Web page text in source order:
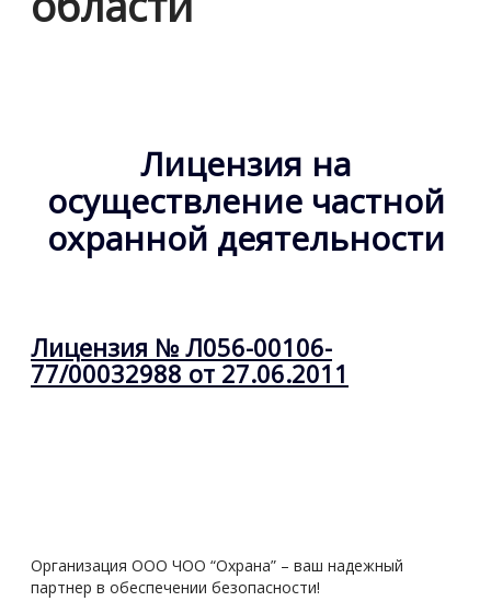
Лицензия на
осуществление частной
охранной деятельности
Лицензия № Л056-00106-
77/00032988 от 27.06.2011
Организация ООО ЧОО “Охрана” – ваш надежный
партнер в обеспечении безопасности!